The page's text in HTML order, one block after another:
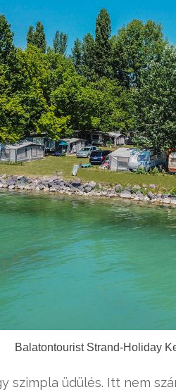
Balatontourist Strand-Holiday
szimpla üdülés. Itt nem